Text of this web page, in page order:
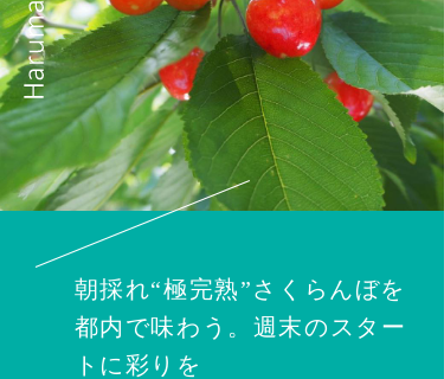
朝採れ“極完熟”さくらんぼを
都内で味わう。週末のスター
トに彩りを